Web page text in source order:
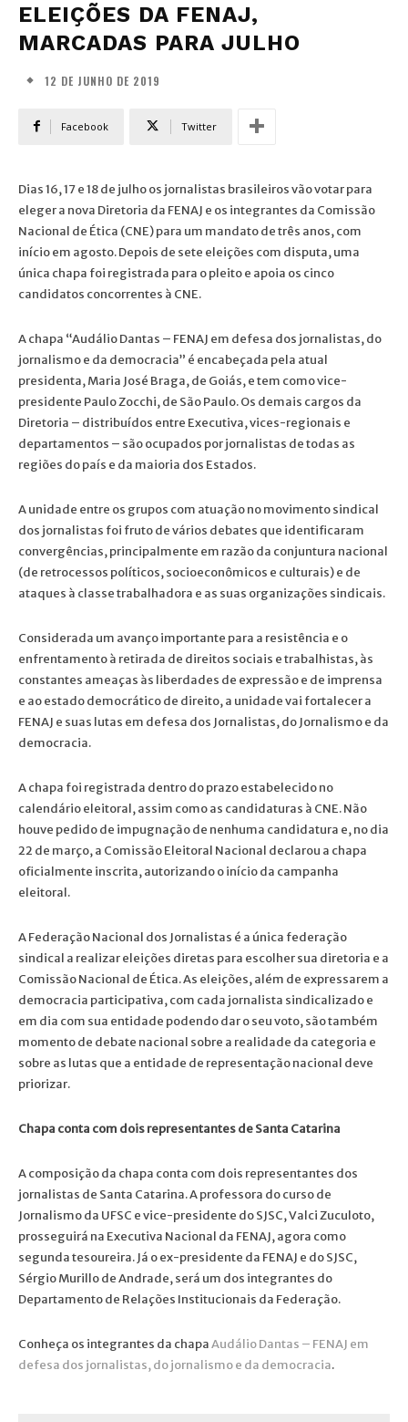
ELEIÇÕES DA FENAJ,
MARCADAS PARA JULHO
12 DE JUNHO DE 2019
Facebook Twitter
Dias 16, 17 e 18 de julho os jornalistas brasileiros vão votar para
eleger a nova Diretoria da FENAJ e os integrantes da Comissão
Nacional de Ética (CNE) para um mandato de três anos, com
início em agosto. Depois de sete eleições com disputa, uma
única chapa foi registrada para o pleito e apoia os cinco
candidatos concorrentes à CNE.
A chapa “Audálio Dantas – FENAJ em defesa dos jornalistas, do
jornalismo e da democracia” é encabeçada pela atual
presidenta, Maria José Braga, de Goiás, e tem como vice-
presidente Paulo Zocchi, de São Paulo. Os demais cargos da
Diretoria – distribuídos entre Executiva, vices-regionais e
departamentos – são ocupados por jornalistas de todas as
regiões do país e da maioria dos Estados.
A unidade entre os grupos com atuação no movimento sindical
dos jornalistas foi fruto de vários debates que identificaram
convergências, principalmente em razão da conjuntura nacional
(de retrocessos políticos, socioeconômicos e culturais) e de
ataques à classe trabalhadora e as suas organizações sindicais.
Considerada um avanço importante para a resistência e o
enfrentamento à retirada de direitos sociais e trabalhistas, às
constantes ameaças às liberdades de expressão e de imprensa
e ao estado democrático de direito, a unidade vai fortalecer a
FENAJ e suas lutas em defesa dos Jornalistas, do Jornalismo e da
democracia.
A chapa foi registrada dentro do prazo estabelecido no
calendário eleitoral, assim como as candidaturas à CNE. Não
houve pedido de impugnação de nenhuma candidatura e, no dia
22 de março, a Comissão Eleitoral Nacional declarou a chapa
oficialmente inscrita, autorizando o início da campanha
eleitoral.
A Federação Nacional dos Jornalistas é a única federação
sindical a realizar eleições diretas para escolher sua diretoria e a
Comissão Nacional de Ética. As eleições, além de expressarem a
democracia participativa, com cada jornalista sindicalizado e
em dia com sua entidade podendo dar o seu voto, são também
momento de debate nacional sobre a realidade da categoria e
sobre as lutas que a entidade de representação nacional deve
priorizar.
Chapa conta com dois representantes de Santa Catarina
A composição da chapa conta com dois representantes dos
jornalistas de Santa Catarina. A professora do curso de
Jornalismo da UFSC e vice-presidente do SJSC, Valci Zuculoto,
prosseguirá na Executiva Nacional da FENAJ, agora como
segunda tesoureira. Já o ex-presidente da FENAJ e do SJSC,
Sérgio Murillo de Andrade, será um dos integrantes do
Departamento de Relações Institucionais da Federação.
Conheça os integrantes da chapaAudálio Dantas – FENAJ em
defesa dos jornalistas, do jornalismo e da democracia.